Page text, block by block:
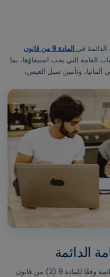
الدائمة في
المادة 9 من قانون
العامة التي يجب استيفاؤها، بما
وتأمين سبل العيش،
الدائمة
من أجل الحصول على تصريح إقامة دائمة وفقًا للمادة 9 (2) من قانون